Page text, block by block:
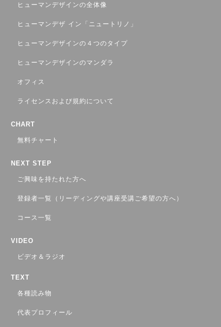
ヒューマンデザインの全体像
ヒューマンデザ イン「ニュートリノ」
ヒューマンデザインの４つのタイプ
ヒューマンデザインのマンダラ
オフィス
ライセンスおよび規約について
CHART
無料チャート
NEXT STEP
ご興味を持たれた方へ
登録者一覧（リーディングや講座受講ご希望の方へ）
コース一覧
VIDEO
ビデオ＆ラジオ
TEXT
各種読み物
代表プロフィール